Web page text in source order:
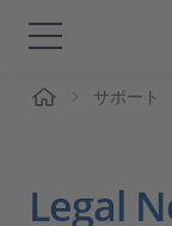
ソリューシ
サポート
Legal